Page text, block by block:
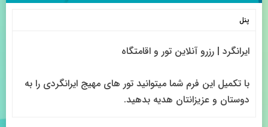
پنل
ایرانگرد | رزرو آنلاین تور و اقامتگاه
با تکمیل این فرم شما میتوانید تور های مهیج ایرانگردی را به
دوستان و عزیزانتان هدیه بدهید.